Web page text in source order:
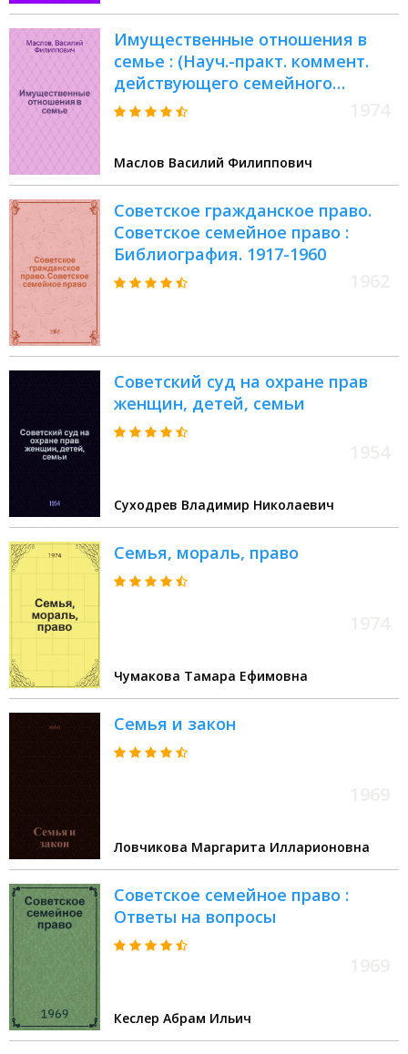
Имущественные отношения в
семье : (Науч.-практ. коммент.
действующего семейного
законодательства СССР, РСФСР,
Маслов Василий Филиппович
Советское гражданское право.
Советское семейное право :
Библиография. 1917-1960
Советский суд на охране прав
женщин, детей, семьи
Суходрев Владимир Николаевич
Семья, мораль, право
Чумакова Тамара Ефимовна
Семья и закон
Ловчикова Маргарита Илларионовна
Советское семейное право :
Ответы на вопросы
Кеслер Абрам Ильич